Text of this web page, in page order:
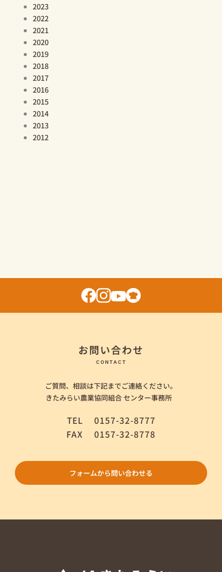
2023
2022
2021
2020
2019
2018
2017
2016
2015
2014
2013
2012
お問い合わせ
CONTACT
ご質問、相談は下記までご連絡ください。
きたみらい農業協同組合 センター事務所
TEL 0157-32-8777
FAX 0157-32-8778
フォームから問い合わせる